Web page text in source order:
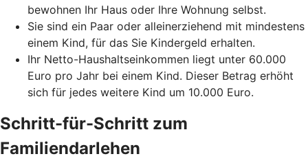
bewohnen Ihr Haus oder Ihre Wohnung selbst.
Sie sind ein Paar oder alleinerziehend mit mindestens
einem Kind, für das Sie Kindergeld erhalten.
Ihr Netto-Haushaltseinkommen liegt unter 60.000
Euro pro Jahr bei einem Kind. Dieser Betrag erhöht
sich für jedes weitere Kind um 10.000 Euro.
Schritt-für-Schritt zum
Familiendarlehen